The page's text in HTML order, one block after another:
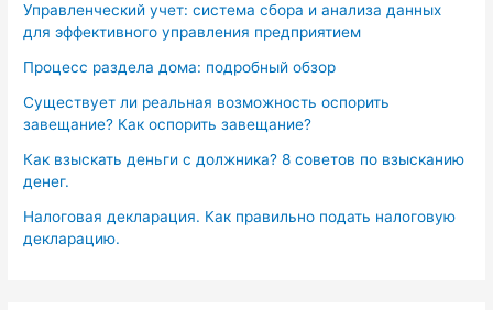
Управленческий учет: система сбора и анализа данных
для эффективного управления предприятием
Процесс раздела дома: подробный обзор
Существует ли реальная возможность оспорить
завещание? Как оспорить завещание?
Как взыскать деньги с должника? 8 советов по взысканию
денег.
Налоговая декларация. Как правильно подать налоговую
декларацию.